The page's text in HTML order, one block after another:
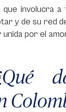
involucra a
y de su red
por el